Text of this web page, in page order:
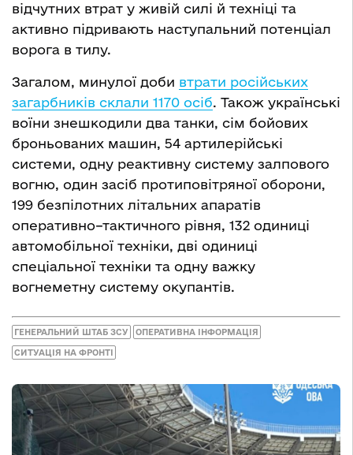
відчутних втрат у живій силі й техніці та
активно підривають наступальний потенціал
ворога в тилу.
Загалом, минулої доби втрати російських
загарбників склали 1170 осіб. Також українські
воїни знешкодили два танки, сім бойових
броньованих машин, 54 артилерійські
системи, одну реактивну систему залпового
вогню, один засіб протиповітряної оборони,
199 безпілотних літальних апаратів
оперативно–тактичного рівня, 132 одиниці
автомобільної техніки, дві одиниці
спеціальної техніки та одну важку
вогнеметну систему окупантів.
ГЕНЕРАЛЬНИЙ ШТАБ ЗСУ ОПЕРАТИВНА ІНФОРМАЦІЯ
СИТУАЦІЯ НА ФРОНТІ